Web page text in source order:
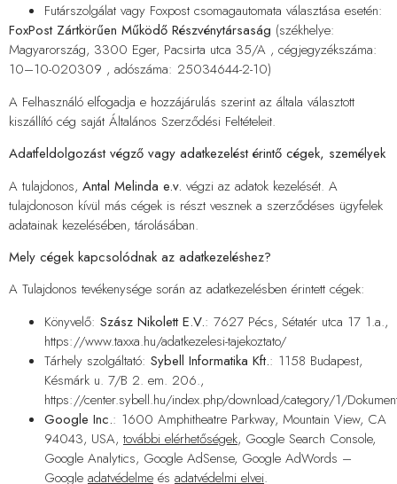
Futárszolgálat vagy Foxpost csomagautomata választása esetén:
FoxPost Zártkörűen Működő Részvénytársaság (székhelye:
Magyarország, 3300 Eger, Pacsirta utca 35/A , cégjegyzékszáma:
10–10-020309 , adószáma: 25034644-2-10)
A Felhasználó elfogadja e hozzájárulás szerint az általa választott
kiszállító cég saját Általános Szerződési Feltételeit.
Adatfeldolgozást végző vagy adatkezelést érintő cégek, személyek
A tulajdonos, Antal Melinda e.v. végzi az adatok kezelését. A
tulajdonoson kívül más cégek is részt vesznek a szerződéses ügyfelek
adatainak kezelésében, tárolásában.
Mely cégek kapcsolódnak az adatkezeléshez?
A Tulajdonos tevékenysége során az adatkezelésben érintett cégek:
Könyvelő: Szász Nikolett E.V.: 7627 Pécs, Sétatér utca 17 1.a.,
https://www.taxxa.hu/adatkezelesi-tajekoztato/
Tárhely szolgáltató: Sybell Informatika Kft.: 1158 Budapest,
Késmárk u. 7/B 2. em. 206.,
https://center.sybell.hu/index.php/download/category/1/
Google Inc.: 1600 Amphitheatre Parkway, Mountain View, CA
94043, USA, további elérhetőségek, Google Search Console,
Google Analytics, Google AdSense, Google AdWords –
Google adatvédelme és adatvédelmi elvei.